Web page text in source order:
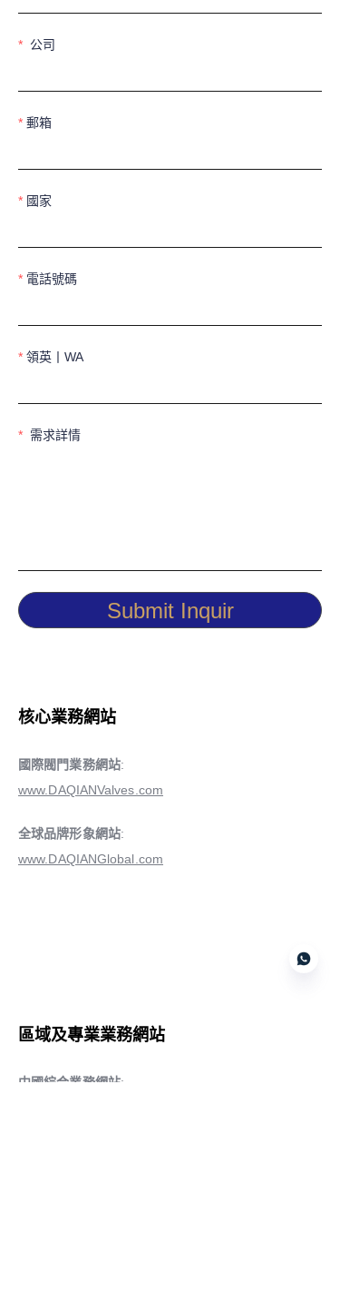
公司
郵箱
國家
電話號碼
領英丨WA
需求詳情
Submit Inquir
核心業務網站
國際閥門業務網站:
www.DAQIANValves.com
全球品牌形象網站:
www.DAQIANGlobal.com
區域及專業業務網站
中國綜合業務網站: